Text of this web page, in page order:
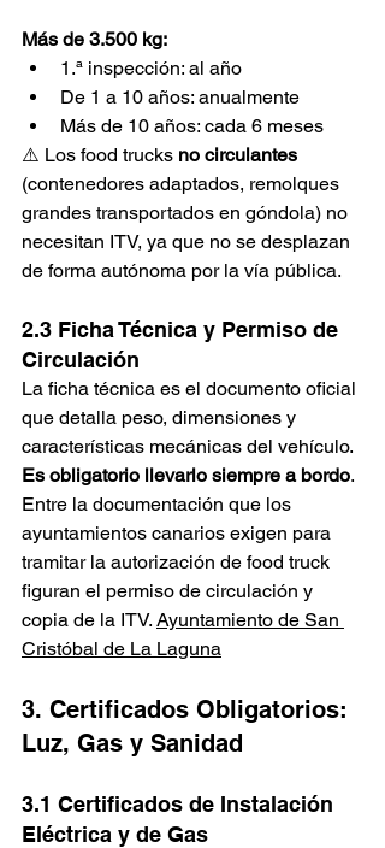
Más de 3.500 kg:
1.ª inspección: al año
De 1 a 10 años: anualmente
Más de 10 años: cada 6 meses
⚠️ Los food trucks no circulantes
(contenedores adaptados, remolques
grandes transportados en góndola) no
necesitan ITV, ya que no se desplazan
de forma autónoma por la vía pública.
2.3 Ficha Técnica y Permiso de
Circulación
La ficha técnica es el documento oficial
que detalla peso, dimensiones y
características mecánicas del vehículo.
Es obligatorio llevarlo siempre a bordo.
Entre la documentación que los
ayuntamientos canarios exigen para
tramitar la autorización de food truck
figuran el permiso de circulación y
copia de la ITV. Ayuntamiento de San
Cristóbal de La Laguna
3. Certificados Obligatorios:
Luz, Gas y Sanidad
3.1 Certificados de Instalación
Eléctrica y de Gas